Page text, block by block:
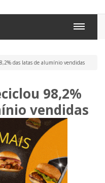
das latas de alumínio vendidas
98,2%
vendidas